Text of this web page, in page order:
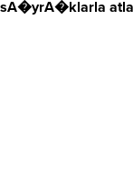
sA�yrA�klarla